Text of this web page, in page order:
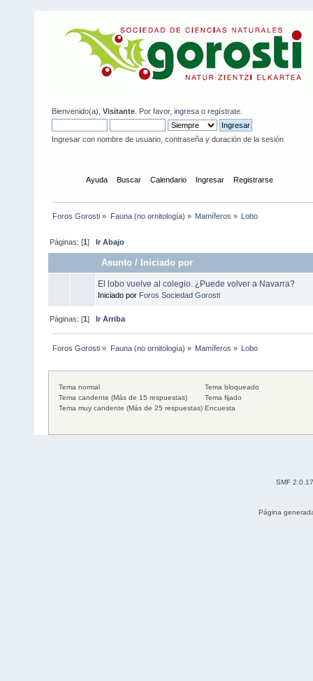
Bienvenido(a), Visitante . Por favor, ingresa o regístrate
Ingresar con nombre de usuario, contraseña y duración de la sesión
Ayuda Buscar Calendario Ingresar Registrarse
Foros Gorosti » Fauna (no ornitología) » Mamíferos » Lobo
Páginas: [1]Ir Abajo
Asunto / Iniciado por
El lobo vuelve al colegio. ¿Puede volver a Navarra?
Iniciado por Foros Sociedad Gorosti
Páginas: [1]Ir Arriba
Foros Gorosti » Fauna (no ornitología) » Mamíferos » Lobo
Tema normal
Tema candente (Más de 15 respuestas)
Tema muy candente (Más de 25 respuestas)
Tema bloqueado
Tema fijado
Encuesta
SMF 2.0.17
Página